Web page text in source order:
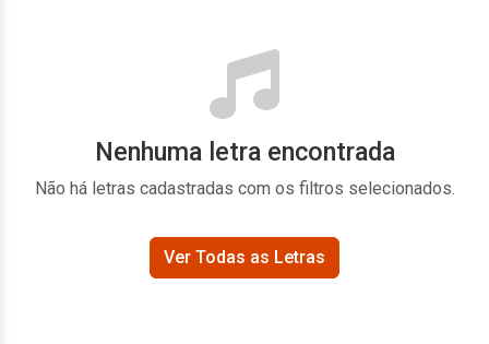
Nenhuma letra encontrada
Não há letras cadastradas com os filtros selecionados.
Ver Todas as Letras